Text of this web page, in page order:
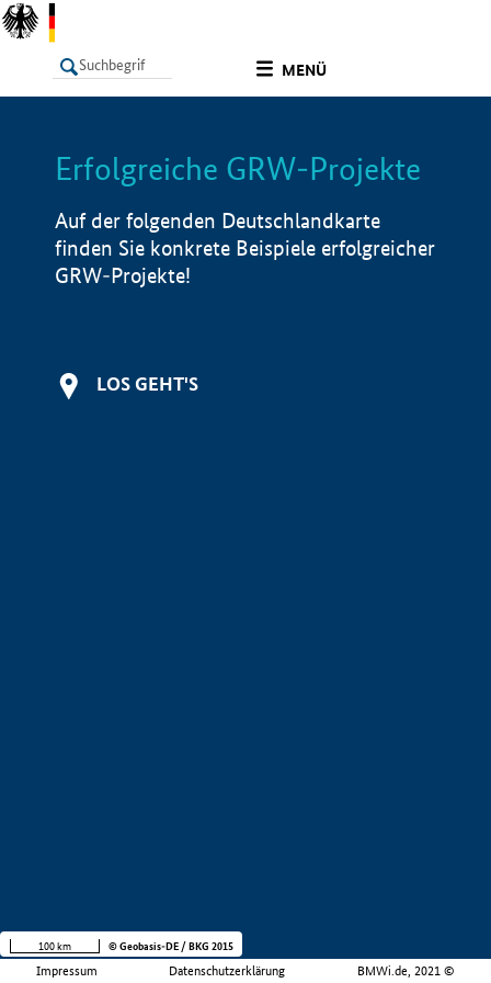
MENÜ
LISTE Info
Erfolgreiche GRW-Projekte
Auf der folgenden Deutschlandkarte
finden Sie konkrete Beispiele erfolgreicher
GRW-Projekte!
LOS GEHT'S
Impressum Datenschutzerklärung BMWi.de, 2021 ©
100 km © Geobasis-DE / BKG 2015